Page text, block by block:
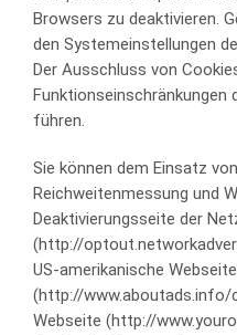
Browsers zu deaktivieren.
den Systemeinstellungen
Der Ausschluss von
Funktionseinschränkungen
führen.
Sie können dem Einsatz
Reichweitenmessung und
Deaktivierungsseite der
(http://
US-amerikanische Webseite
(http://www.aboutads.info/
Webseite (http://